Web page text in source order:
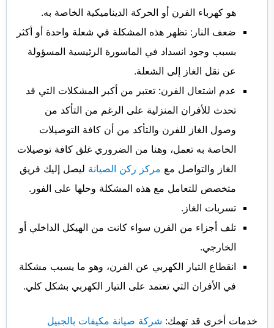
هو كهرباء الفرن أو الحركة الديناميكية الخاصة به.
ضعف النار: تظهر هذه المشكلة في شعلة واحدة أو أكثر
بسبب وجود انسداد في الماسورة الرئيسية المسؤولة
عن نقل الغاز إلى الشعلة.
عدم اشتعال الفرن: تعتبر من أكبر المشكلات التي قد
تحدث للأفران المنزلية على الرغم من التأكد من
وصول الغاز للفرن والتأكد من أن كافة التوصيلات
الخاصة به تعمل، وهنا من الضروري غلق كافة توصيلات
الغاز والتواصل مع مركز ركن الصيانة ليصل إليك فريق
متخصص للتعامل مع هذه المشكلة وحلها على الفور.
تسربات الغاز.
تلف أجزاء من الفرن سواء كانت من الهيكل الداخلي أو
الخارجي.
انقطاع التيار الكهربي عن الفرن، وهو ما يسبب مشكلة
في الأفران التي تعتمد على التيار الكهربي بشكل كلي.
خدمات أخرى قد تهمك: شركة صيانة مكيفات بالجبيل